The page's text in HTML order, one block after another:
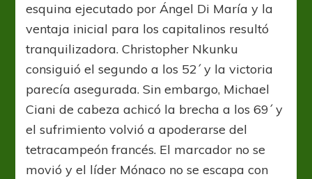
esquina ejecutado por Ángel Di María y la
ventaja inicial para los capitalinos resultó
tranquilizadora. Christopher Nkunku
consiguió el segundo a los 52´ y la victoria
parecía asegurada. Sin embargo, Michael
Ciani de cabeza achicó la brecha a los 69´ y
el sufrimiento volvió a apoderarse del
tetracampeón francés. El marcador no se
movió y el líder Mónaco no se escapa con